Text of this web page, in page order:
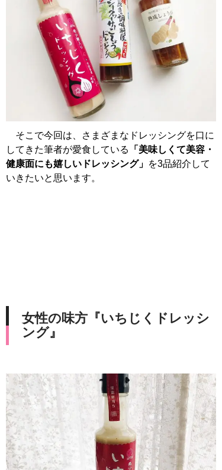
そこで今回は、さまざまなドレッシングを口に
してきた筆者が愛食している
「美味しくて美容・
健康面にも嬉しいドレッシング」 を3品紹介して
いきたいと思います。
女性の味方『いちじくドレッシ
ング』